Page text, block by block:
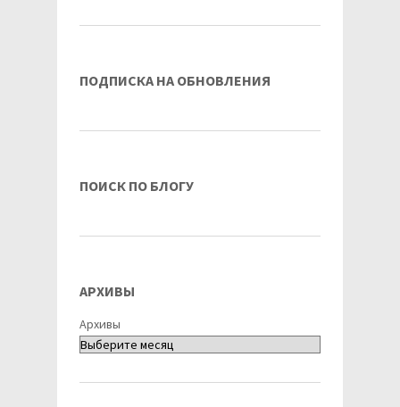
ПОДПИСКА НА ОБНОВЛЕНИЯ
ПОИСК ПО БЛОГУ
АРХИВЫ
Архивы